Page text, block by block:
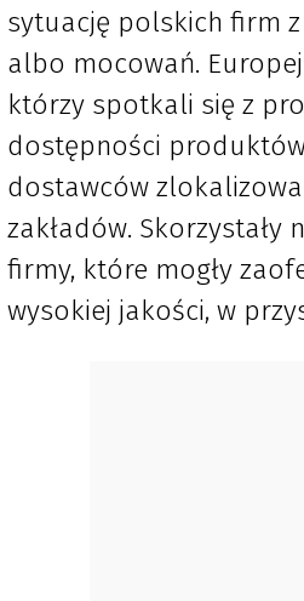
sytuację polskich firm z
albo mocowań.
którzy spotkali się z
dostępności
dostawców
zakładów. Skorzystały
firmy, które mogły
wysokiej jakości, w